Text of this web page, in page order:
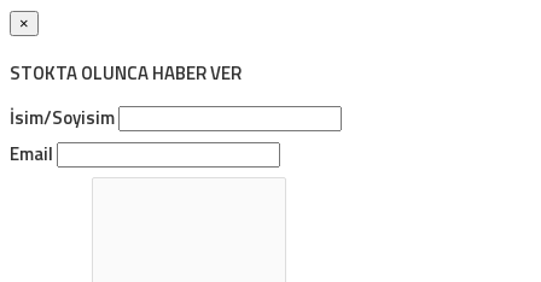
×
STOKTA OLUNCA HABER VER
İsim/Soyisim
Email